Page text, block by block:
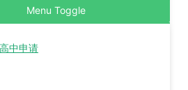
Menu Toggle
中申请